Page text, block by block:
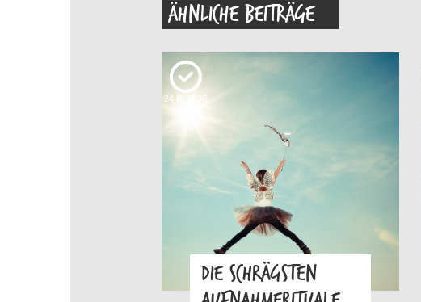
ÄHNLICHE BEITRÄGE
24 KUDOS
DIE SCHRÄGSTEN